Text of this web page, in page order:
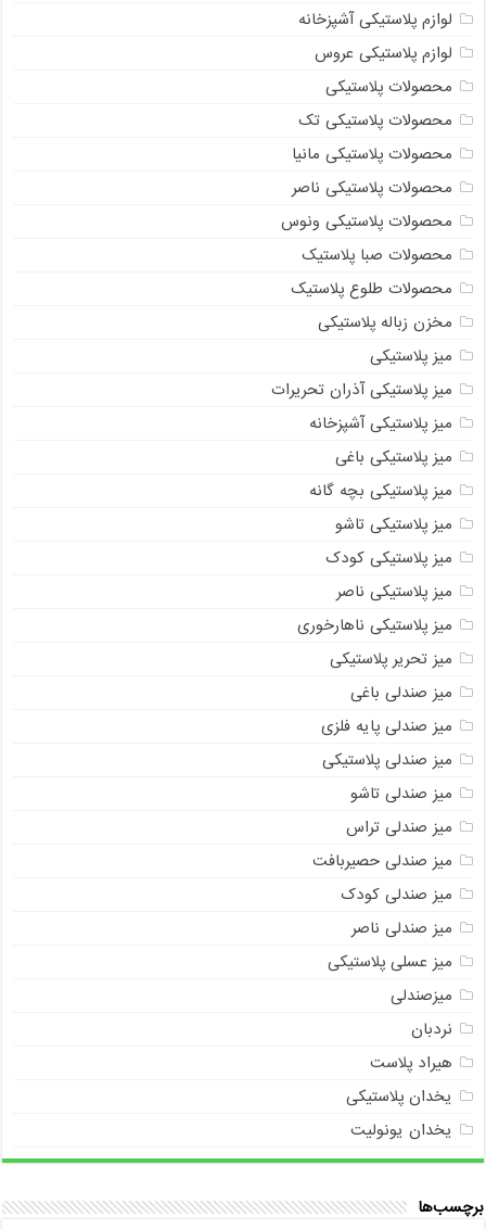
لوازم پلاستیکی آشپزخانه
لوازم پلاستیکی عروس
محصولات پلاستیکی
محصولات پلاستیکی تک
محصولات پلاستیکی مانیا
محصولات پلاستیکی ناصر
محصولات پلاستیکی ونوس
محصولات صبا پلاستیک
محصولات طلوع پلاستیک
مخزن زباله پلاستیکی
میز پلاستیکی
میز پلاستیکی آذران تحریرات
میز پلاستیکی آشپزخانه
میز پلاستیکی باغی
میز پلاستیکی بچه گانه
میز پلاستیکی تاشو
میز پلاستیکی کودک
میز پلاستیکی ناصر
میز پلاستیکی ناهارخوری
میز تحریر پلاستیکی
میز صندلی باغی
میز صندلی پایه فلزی
میز صندلی پلاستیکی
میز صندلی تاشو
میز صندلی تراس
میز صندلی حصیربافت
میز صندلی کودک
میز صندلی ناصر
میز عسلی پلاستیکی
میزصندلی
نردبان
هیراد پلاست
یخدان پلاستیکی
یخدان یونولیت
برچسب‌ها